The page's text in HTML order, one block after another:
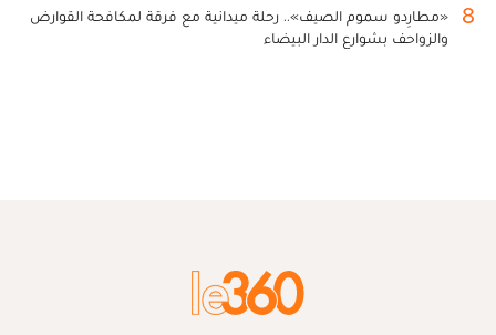
8
«مطارِدو سموم الصيف».. رحلة ميدانية مع فرقة لمكافحة القوارض
والزواحف بشوارع الدار البيضاء